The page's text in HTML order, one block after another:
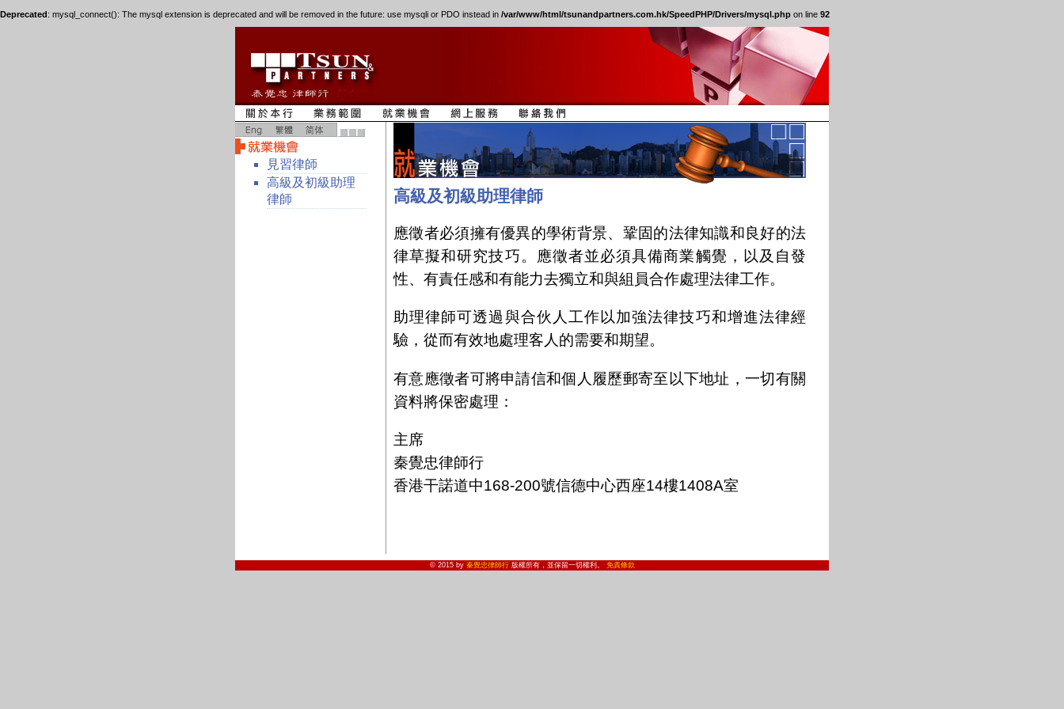
Deprecated: mysql_connect(): The mysql extension is deprecated and will be removed in the future: use mysqli or PDO instead in /var/www/html/tsunandpartners.com.hk/SpeedPHP/Drivers/mysql.php on line 92
見習律師
高級及初級助理
律師
高級及初級助理律師
應徵者必須擁有優異的學術背景、鞏固的法律知識和良好的法
律草擬和研究技巧。應徵者並必須具備商業觸覺，以及自發
性、有責任感和有能力去獨立和與組員合作處理法律工作。
助理律師可透過與合伙人工作以加強法律技巧和增進法律經
驗，從而有效地處理客人的需要和期望。
有意應徵者可將申請信和個人履歷郵寄至以下地址，一切有關
資料將保密處理：
主席
秦覺忠律師行
香港干諾道中168-200號信德中心西座14樓1408A室
© 2015 by 秦覺忠律師行版權所有，並保留一切權利。 免責條款